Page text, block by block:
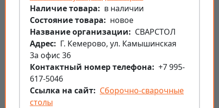
Наличие товара
в наличии
Состояние товара
новое
Название организации
СВАРСТОЛ
Aдрес
Г. Кемерово, ул. Камышинская
3а офис 36
Контактный номер телефона
+7 995-
617-5046
Ссылка на сайт
Сборочно-сварочные
столы